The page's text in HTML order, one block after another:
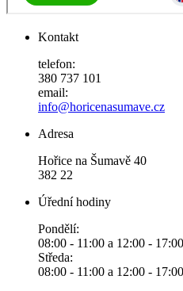
Kontakt
telefon:
380 737 101
email:
info@horicenasumave.cz
Adresa
Hořice na Šumavě 40
382 22
Úřední hodiny
Pondělí:
08:00 - 11:00 a 12:00 - 17:00
Středa:
08:00 - 11:00 a 12:00 - 17:00